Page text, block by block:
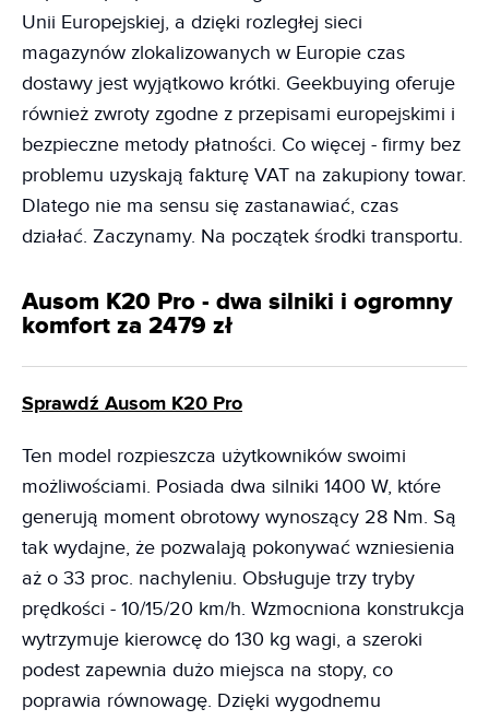
Unii Europejskiej, a dzięki rozległej sieci
magazynów zlokalizowanych w Europie czas
dostawy jest wyjątkowo krótki. Geekbuying oferuje
również zwroty zgodne z przepisami europejskimi i
bezpieczne metody płatności. Co więcej - firmy bez
problemu uzyskają fakturę VAT na zakupiony towar.
Dlatego nie ma sensu się zastanawiać, czas
działać. Zaczynamy. Na początek środki transportu.
Ausom K20 Pro - dwa silniki i ogromny
komfort za 2479 zł
Sprawdź Ausom K20 Pro
Ten model rozpieszcza użytkowników swoimi
możliwościami. Posiada dwa silniki 1400 W, które
generują moment obrotowy wynoszący 28 Nm. Są
tak wydajne, że pozwalają pokonywać wzniesienia
aż o 33 proc. nachyleniu. Obsługuje trzy tryby
prędkości - 10/15/20 km/h. Wzmocniona konstrukcja
wytrzymuje kierowcę do 130 kg wagi, a szeroki
podest zapewnia dużo miejsca na stopy, co
poprawia równowagę. Dzięki wygodnemu